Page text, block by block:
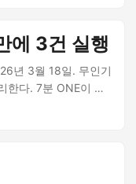
했다. 2일 만에 다시
다 OpenClaw에는 두
에 3건 실행
년 3월 18일. 무인기
한다. 7분 ONE이 지
만들고, 트윗 날리고,
료 🐦 X 트윗 3개 —
소개 📝 마케팅 포